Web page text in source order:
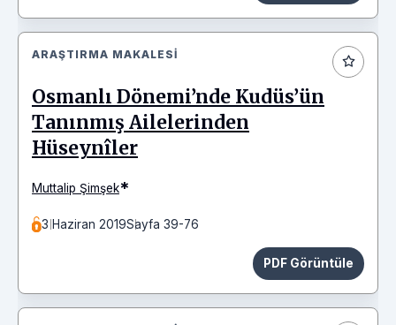
ARAŞTIRMA MAKALESI
Osmanlı Dönemi’nde Kudüs’ün
Tanınmış Ailelerinden
Hüseynîler
Muttalip Şimşek*
3 Haziran 2019Sayfa 39-76
PDF Görüntüle